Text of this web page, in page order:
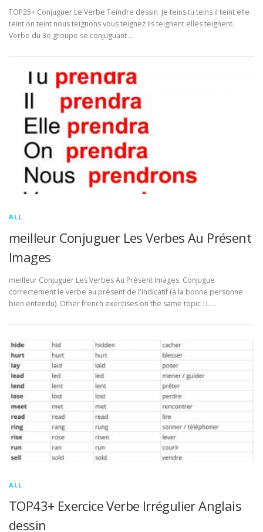
TOP25+ Conjuguer Le Verbe Teindre dessin. Je teins tu teins il teint elle
teint on teint nous teignons vous teignez ils teignent elles teignent.
Verbe du 3e groupe se conjuguant …
ALL
meilleur Conjuguer Les Verbes Au Présent
Images
meilleur Conjuguer Les Verbes Au Présent Images. Conjugue
correctement le verbe au présent de l'indicatif (à la bonne personne
bien entendu). Other french exercises on the same topic : L …
ALL
TOP43+ Exercice Verbe Irrégulier Anglais
dessin